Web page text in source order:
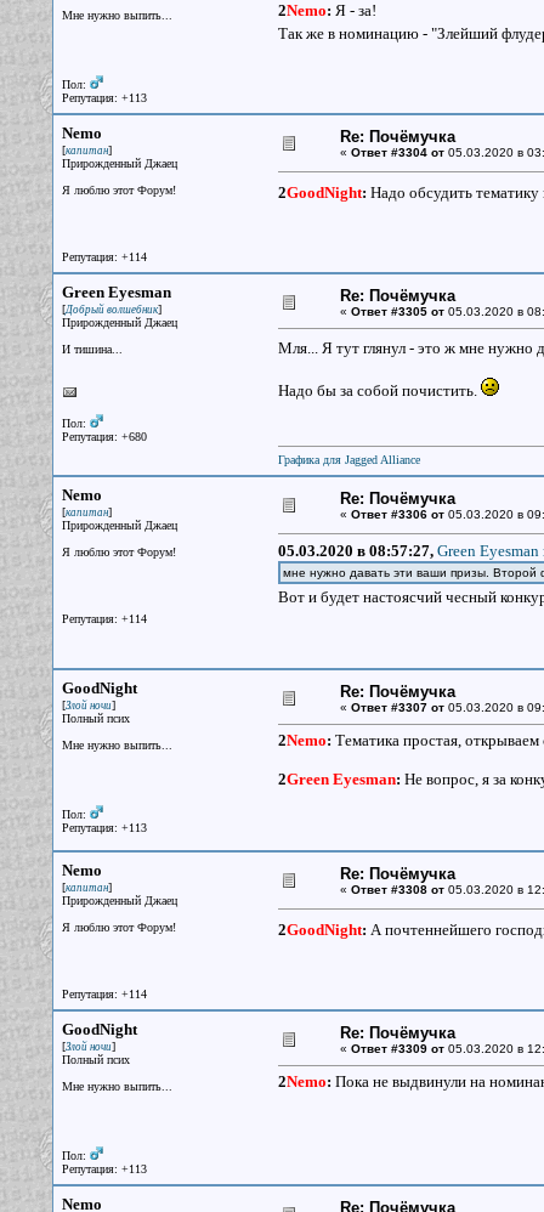
Мне нужно выпить...
Пол:
Репутация: +113
2Nemo: Я - за!
Так же в номинацию - "Злейший
Nemo
[капитан]
Прирожденный Джаец
Я люблю этот Форум!
Репутация: +114
Re: Почёмучка
« Ответ #3304 от05.03.2020 в
2GoodNight: Надо обсудить
Green Eyesman
[Добрый волшебник]
Прирожденный Джаец
И тишина...
Пол:
Репутация: +680
Re: Почёмучка
« Ответ #3305 от05.03.2020 в
Мля... Я тут глянул - это ж мне нужно
Надо бы за собой почистить.
Графика для Jagged Alliance
Nemo
[капитан]
Прирожденный Джаец
Я люблю этот Форум!
Репутация: +114
Re: Почёмучка
« Ответ #3306 от05.03.2020 в
05.03.2020 в 08:57:27, Green Eyesman
мне нужно давать эти ваши призы. Второй
Вот и будет настоясчий чесный
GoodNight
[Злой ночи]
Полный псих
Мне нужно выпить...
Пол:
Репутация: +113
Re: Почёмучка
« Ответ #3307 от05.03.2020 в
2Nemo: Тематика простая,
2Green Eyesman: Не вопрос, я за
Nemo
[капитан]
Прирожденный Джаец
Я люблю этот Форум!
Репутация: +114
Re: Почёмучка
« Ответ #3308 от05.03.2020 в
2GoodNight: А почтеннейшего
GoodNight
[Злой ночи]
Полный псих
Мне нужно выпить...
Пол:
Репутация: +113
Re: Почёмучка
« Ответ #3309 от05.03.2020 в
2Nemo: Пока не выдвинули на
Nemo Re: Почёмучка